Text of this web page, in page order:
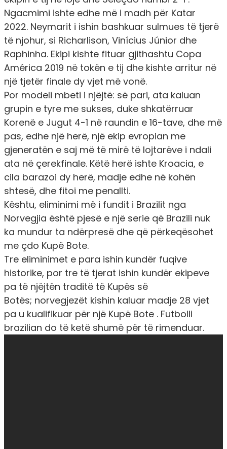
Ngacmimi ishte edhe më i madh për Katar
2022. Neymarit i ishin bashkuar sulmues të tjerë
të njohur, si Richarlison, Vinícius Júnior dhe
Raphinha. Ekipi kishte fituar gjithashtu Copa
América 2019 në tokën e tij dhe kishte arritur në
një tjetër finale dy vjet më vonë.
Por modeli mbeti i njëjtë: së pari, ata kaluan
grupin e tyre me sukses, duke shkatërruar
Korenë e Jugut 4-1 në raundin e 16-tave, dhe më
pas, edhe një herë, një ekip evropian me
gjeneratën e saj më të mirë të lojtarëve i ndali
ata në çerekfinale. Këtë herë ishte Kroacia, e
cila barazoi dy herë, madje edhe në kohën
shtesë, dhe fitoi me penallti.
Kështu, eliminimi më i fundit i Brazilit nga
Norvegjia është pjesë e një serie që Brazili nuk
ka mundur ta ndërpresë dhe që përkeqësohet
me çdo Kupë Bote.
Tre eliminimet e para ishin kundër fuqive
historike, por tre të tjerat ishin kundër ekipeve
pa të njëjtën traditë të Kupës së
Botës; norvegjezët kishin kaluar madje 28 vjet
pa u kualifikuar për një Kupë Bote . Futbolli
brazilian do të ketë shumë për të rimenduar.